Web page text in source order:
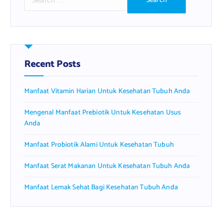
r
h
f
o
:
Recent Posts
Manfaat Vitamin Harian Untuk Kesehatan Tubuh Anda
Mengenal Manfaat Prebiotik Untuk Kesehatan Usus
Anda
Manfaat Probiotik Alami Untuk Kesehatan Tubuh
Manfaat Serat Makanan Untuk Kesehatan Tubuh Anda
Manfaat Lemak Sehat Bagi Kesehatan Tubuh Anda